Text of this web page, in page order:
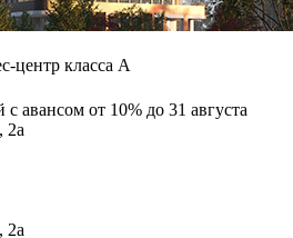
центр класса А
авансом от 10% до 31 августа
2а
2а